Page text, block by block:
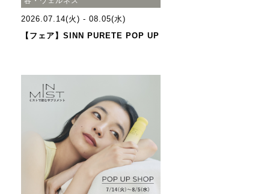
2026.07.14(火) - 08.05(水)
【フェア】SINN PURETE POP UP